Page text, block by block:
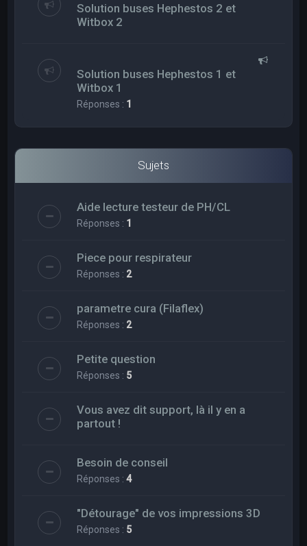
Solution buses Hephestos 2 et
Witbox 2
Solution buses Hephestos 1 et
Witbox 1
Réponses : 1
Sujets
Aide lecture testeur de PH/CL
Réponses : 1
Piece pour respirateur
Réponses : 2
parametre cura (Filaflex)
Réponses : 2
Petite question
Réponses : 5
Vous avez dit support, là il y en a
partout !
Besoin de conseil
Réponses :4
"Détourage" de vos impressions 3D
Réponses : 5